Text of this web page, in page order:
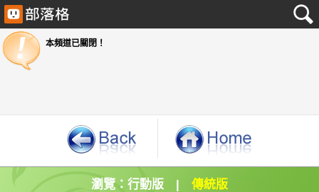
瀏覽： 行動版 | 傳統版